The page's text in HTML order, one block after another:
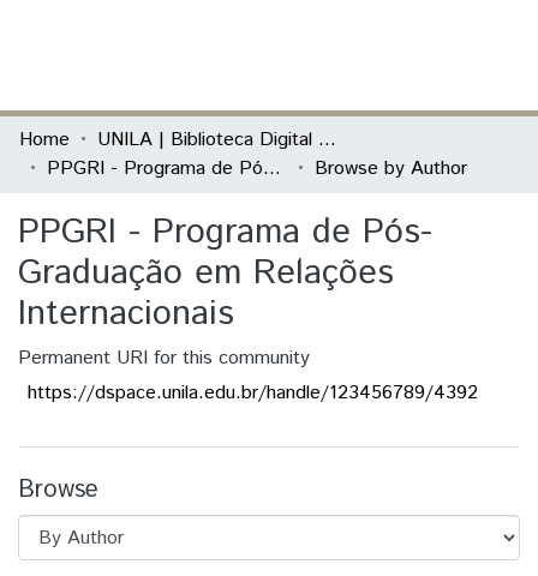
Communities & Collections
All of DSpace
Home
UNILA | Biblioteca Digital de Dissertações e Teses
PPGRI - Programa de Pós-Graduação em Relações Internacionais
Browse by Author
PPGRI - Programa de Pós-
Graduação em Relações
Internacionais
Permanent URI for this community
https://dspace.unila.edu.br/handle/123456789/4392
Browse